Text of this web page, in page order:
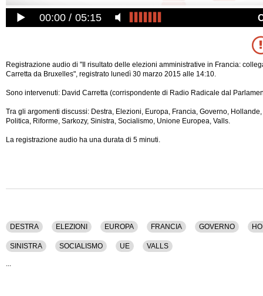
00:00 05:15
Registrazione audio di "Il risultato delle elezioni amministrative in Francia:
Carretta da Bruxelles", registrato lunedì 30 marzo 2015 alle 14:10.
Sono intervenuti: David Carretta (corrispondente di Radio Radicale dal
Tra gli argomenti discussi: Destra, Elezioni, Europa, Francia, Governo,
Politica, Riforme, Sarkozy, Sinistra, Socialismo, Unione Europea, Valls.
La registrazione audio ha una durata di 5 minuti.
DESTRA ELEZIONI EUROPA FRANCIA GOVERNO
SINISTRA SOCIALISMO UE VALLS
...